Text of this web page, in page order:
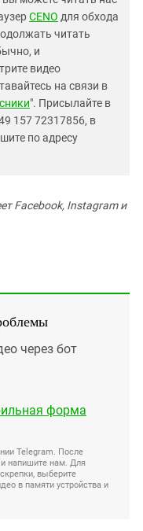
CENO для обхода
читать
и
видео
на связи в
". Присылайте в
157 72317856, в
по адресу
Facebook, Instagram и
через бот
форма
Telegram. После
и напишите нам. Для
выберите
в памяти устройства и